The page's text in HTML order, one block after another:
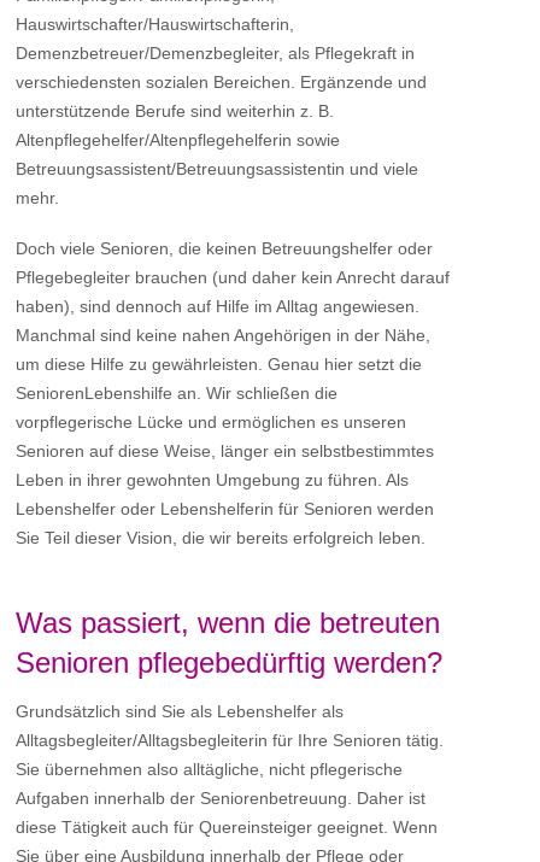
Hauswirtschafter/Hauswirtschafterin,
Demenzbetreuer/Demenzbegleiter, als Pflegekraft in
verschiedensten sozialen Bereichen. Ergänzende und
unterstützende Berufe sind weiterhin z. B.
Altenpflegehelfer/Altenpflegehelferin sowie
Betreuungsassistent/Betreuungsassistentin und viele
mehr.
Doch viele Senioren, die keinen Betreuungshelfer oder
Pflegebegleiter brauchen (und daher kein Anrecht darauf
haben), sind dennoch auf Hilfe im Alltag angewiesen.
Manchmal sind keine nahen Angehörigen in der Nähe,
um diese Hilfe zu gewährleisten. Genau hier setzt die
SeniorenLebenshilfe an. Wir schließen die
vorpflegerische Lücke und ermöglichen es unseren
Senioren auf diese Weise, länger ein selbstbestimmtes
Leben in ihrer gewohnten Umgebung zu führen. Als
Lebenshelfer oder Lebenshelferin für Senioren werden
Sie Teil dieser Vision, die wir bereits erfolgreich leben.
Was passiert, wenn die betreuten
Senioren pflegebedürftig werden?
Grundsätzlich sind Sie als Lebenshelfer als
Alltagsbegleiter/Alltagsbegleiterin für Ihre Senioren tätig.
Sie übernehmen also alltägliche, nicht pflegerische
Aufgaben innerhalb der Seniorenbetreuung. Daher ist
diese Tätigkeit auch für Quereinsteiger geeignet. Wenn
Sie über eine Ausbildung innerhalb der Pflege oder